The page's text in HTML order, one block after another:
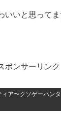
いいと思ってま
ポンサーリンク
ア〜クソゲーハン